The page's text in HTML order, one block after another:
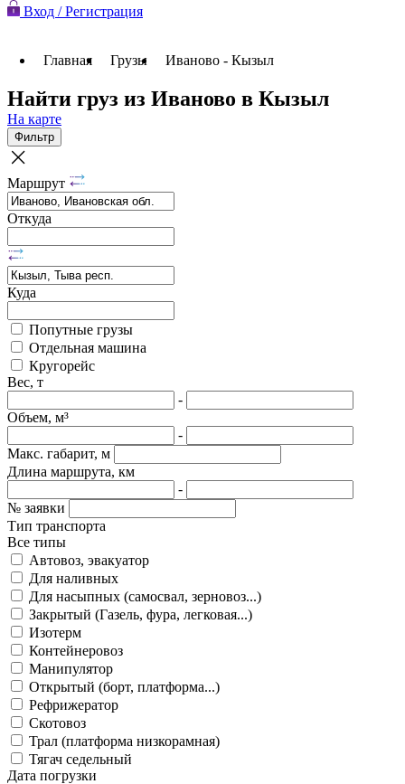
Вход / Регистрация
Главная Грузы Иваново - Кызыл
Найти груз из Иваново в Кызыл
На карте
Фильтр
Маршрут
Откуда
Куда
Попутные грузы
Отдельная машина
Кругорейс
Вес, т
-
Объем, м³
-
Макс. габарит, м
Длина маршрута, км
-
№ заявки
Тип транспорта
Все типы
Автовоз, эвакуатор
Для наливных
Для насыпных (самосвал, зерновоз...)
Закрытый (Газель, фура, легковая...)
Изотерм
Контейнеровоз
Манипулятор
Открытый (борт, платформа...)
Рефрижератор
Скотовоз
Трал (платформа низкорамная)
Тягач седельный
Дата погрузки